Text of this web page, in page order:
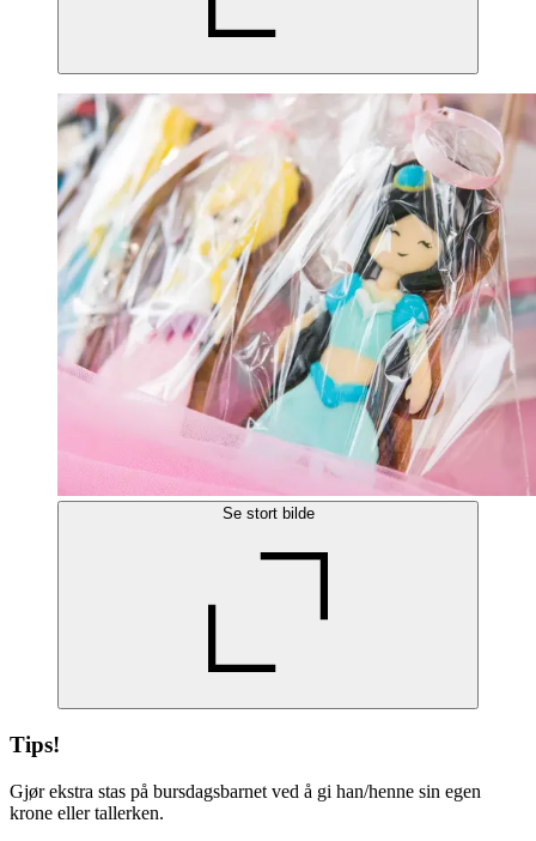
Se stort bilde
Tips!
Gjør ekstra stas på bursdagsbarnet ved å gi han/henne sin egen
krone eller tallerken.